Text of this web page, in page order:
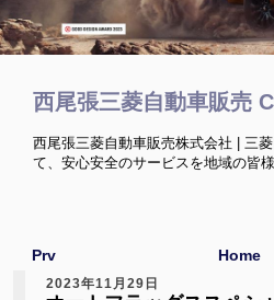
西尾張三菱自動車販売
西尾張三菱自動車販売株式会社 | 三
て、安心安全のサービスを地域の皆
Prv Home
2023年11月29日